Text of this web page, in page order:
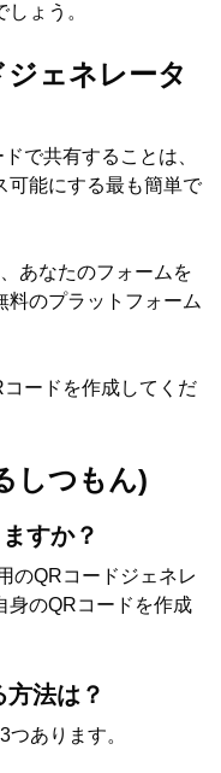
ょう。
ェネレータ
で共有することは、
可能にする最も簡単で
あなたのフォームを
料のプラットフォーム
ードを作成してくだ
しつもん)
すか？
のQRコードジェネレ
身のQRコードを作成
法は？
あります。